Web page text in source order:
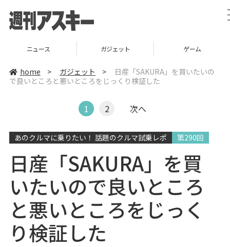
ニュース ガジェット ゲーム
home > ガジェット >
日産「SAKURA」を買いたいの
で良いところと悪いところをじっくり検証した
1 2 次へ
あのクルマに乗りたい！ 話題のクルマ試乗レポ 第290回
日産「SAKURA」を買
いたいので良いところ
と悪いところをじっく
り検証した